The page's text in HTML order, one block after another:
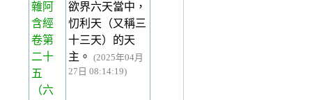
雜阿
含經
卷第
二十
五
（六
欲界六天當中，
忉利天（又稱三
十三天）的天
主。
(2025年04月
27日 08:14:19)